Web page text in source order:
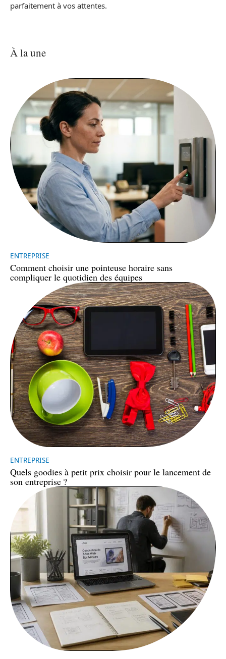
parfaitement à vos attentes.
À la une
ENTREPRISE
Comment choisir une pointeuse horaire sans
compliquer le quotidien des équipes
ENTREPRISE
Quels goodies à petit prix choisir pour le lancement de
son entreprise ?